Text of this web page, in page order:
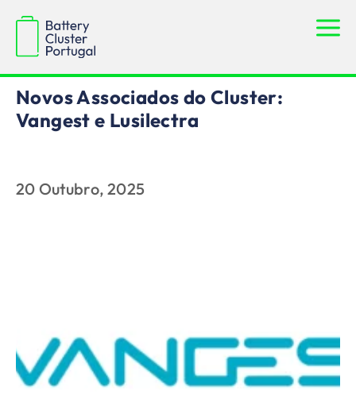
Notícias
Novos Associados do Cluster:
Vangest e Lusilectra
20 Outubro, 2025